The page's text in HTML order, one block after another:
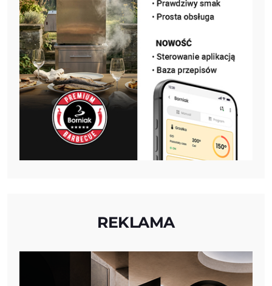
REKLAMA